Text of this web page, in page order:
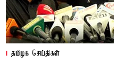
தமிழக செய்திகள்